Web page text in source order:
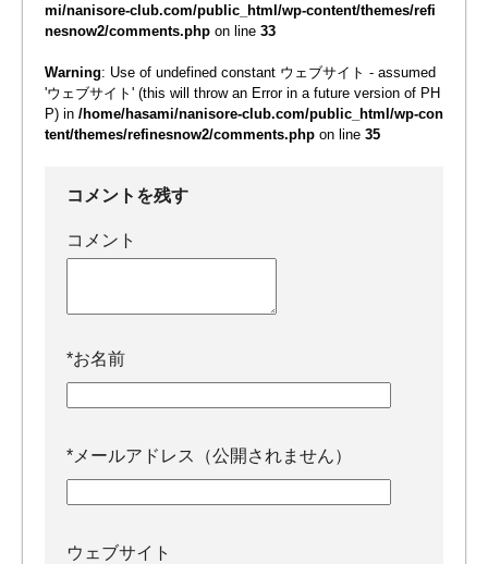
mi/nanisore-club.com/public_html/wp-content/themes/refi
nesnow2/comments.php on line 33
Warning: Use of undefined constant ウェブサイト - assumed
'ウェブサイト' (this will throw an Error in a future version of PH
P) in /home/hasami/nanisore-club.com/public_html/wp-con
tent/themes/refinesnow2/comments.php on line 35
コメントを残す
コメント
*お名前
* メールアドレス（公開されません）
ウェブサイト